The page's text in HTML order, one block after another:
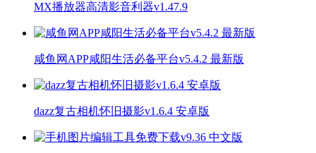
MX播放器高清影音利器v1.47.9
咸鱼网APP咸阳生活必备平台v5.4.2 最新版
dazz复古相机怀旧摄影v1.6.4 安卓版